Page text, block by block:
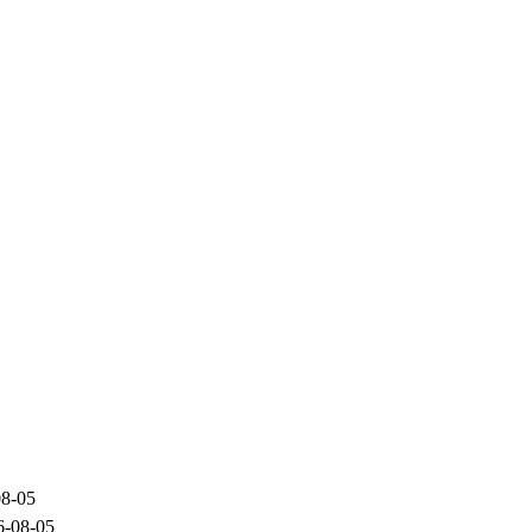
05
08-05